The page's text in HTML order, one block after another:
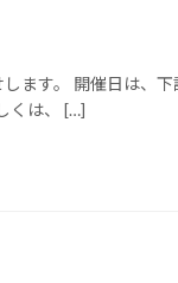
ます。 開催日は、
くは、 […]